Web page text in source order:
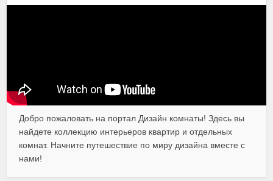
Добро пожаловать на портал Дизайн комнаты! Здесь вы
найдете коллекцию интерьеров квартир и отдельных
комнат. Начните путешествие по миру дизайна вместе с
нами!